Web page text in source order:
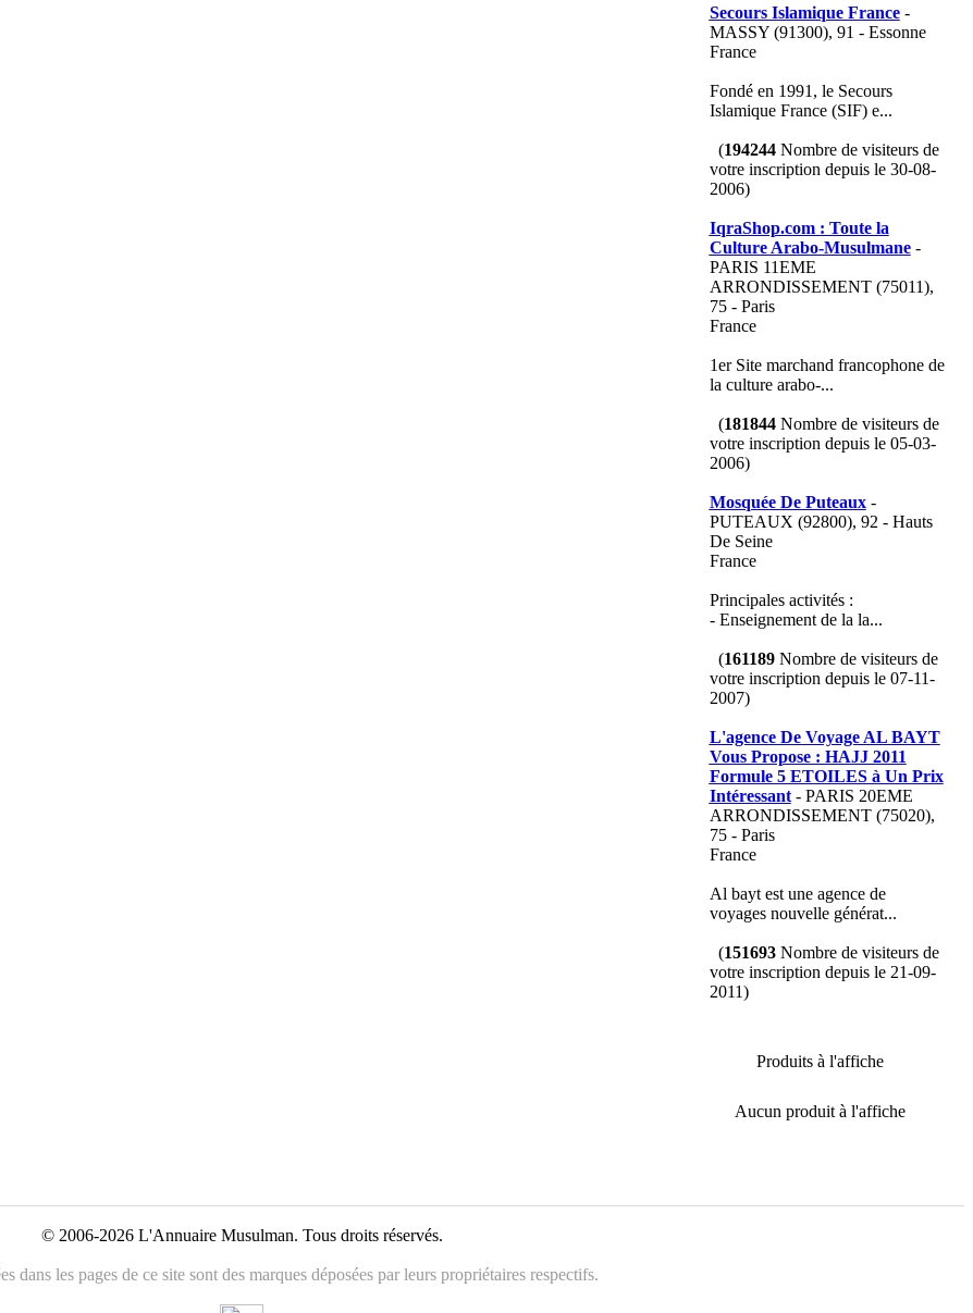
Secours Islamique France-
MASSY (91300), 91 - Essonne
France
Fondé en 1991, le Secours
Islamique France (SIF) e...
(194244Nombre de visiteurs de
votre inscription depuis le 30-08-
2006)
IqraShop.com : Toute la
Culture Arabo-Musulmane-
PARIS 11EME
ARRONDISSEMENT (75011),
75 - Paris
France
1er Site marchand francophone de
la culture arabo-...
(181844Nombre de visiteurs de
votre inscription depuis le 05-03-
2006)
Mosquée De Puteaux-
PUTEAUX (92800), 92 - Hauts
De Seine
France
Principales activités :
- Enseignement de la la...
(161189Nombre de visiteurs de
votre inscription depuis le 07-11-
2007)
L'agence De Voyage AL BAYT
Vous Propose : HAJJ 2011
Formule 5 ETOILES à Un Prix
Intéressant- PARIS 20EME
ARRONDISSEMENT (75020),
75 - Paris
France
Al bayt est une agence de
voyages nouvelle générat...
(151693Nombre de visiteurs de
votre inscription depuis le 21-09-
2011)
Produits à l'affiche
Aucun produit à l'affiche
© 2006-2026 L'Annuaire Musulman. Tous droits réservés.
dans les pages de ce site sont des marques déposées par leurs propriétaires respectifs.